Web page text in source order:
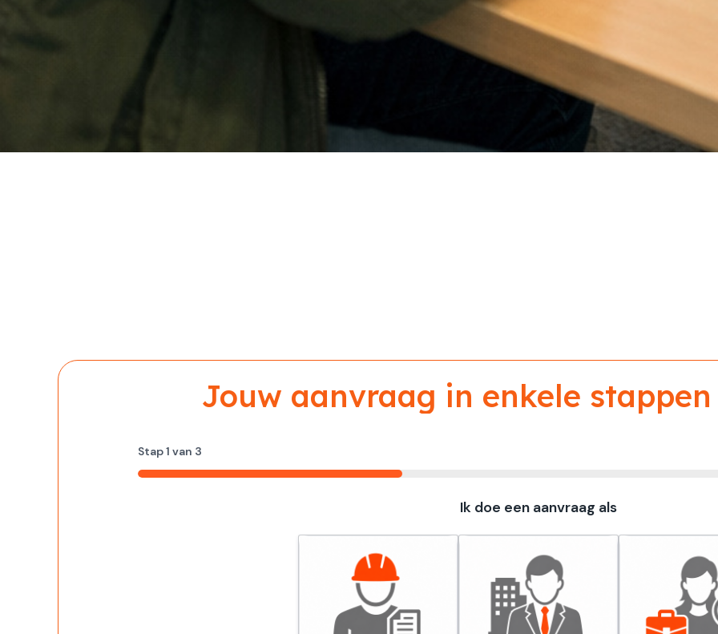
Jouw aanvraag in enkele stappen
Stap1 van 3
33%
Ik doe een aanvraag als